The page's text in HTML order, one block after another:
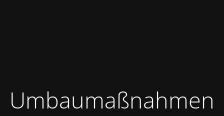
Umbaumaßnahmen